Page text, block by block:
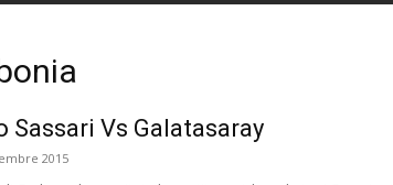
Sassari Vs Galatasaray
2015